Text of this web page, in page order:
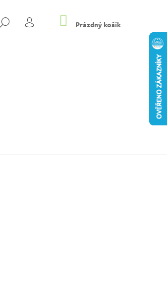
HLEDAT
PŘIHLÁŠENÍ
NÁKUPNÍ
KOŠÍK
Prázdný košík